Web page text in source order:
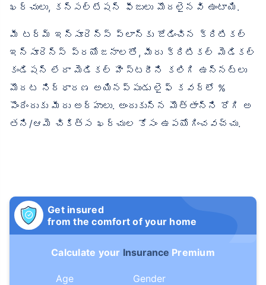
ఖర్చులు, కన్సల్టేషన్ ఫీజులు మొదలైనవి ఉంటాయి.
మీ టర్మ్ ఇన్సూరెన్స్ ప్లాన్‌కు జోడించిన క్రిటికల్
ఇన్సూరెన్స్ ప్రయోజనాలతో, మీరు క్రిటికల్ మెడికల్
కండిషన్ లేదా మెడికల్ హిస్టరీని కలిగి ఉన్నట్లు
మొదట నిర్ధారణ అయినప్పుడు లైఫ్ కవర్‌లో %
పొందేందుకు మీరు అర్హులు. అందుకున్న మొత్తాన్ని రోగి అ
తని/ఆమె చికిత్స ఖర్చుల కోసం ఉపయోగించవచ్చు.
Get insured
from the comfort of your home
Calculate your Insurance Premium
Age Gender